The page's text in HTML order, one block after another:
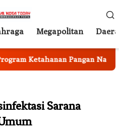
Megapolitan
Ketahanan Pangan
Sarana